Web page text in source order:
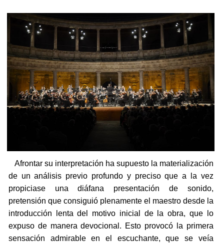
Afrontar su interpretación ha supuesto la materialización
de un análisis previo profundo y preciso que a la vez
propiciase una diáfana presentación de sonido,
pretensión que consiguió plenamente el maestro desde la
introducción lenta del motivo inicial de la obra, que lo
expuso de manera devocional. Esto provocó la primera
sensación admirable en el escuchante, que se veía